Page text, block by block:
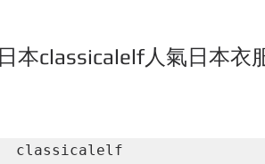
日本classicalelf人氣日本衣
classicalelf